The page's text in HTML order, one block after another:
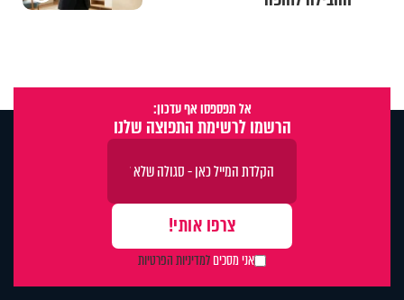
אל תפספסו אף עדכון:
הרשמו לרשימת התפוצה שלנו
אני מסכיםלמדיניות הפרטיות